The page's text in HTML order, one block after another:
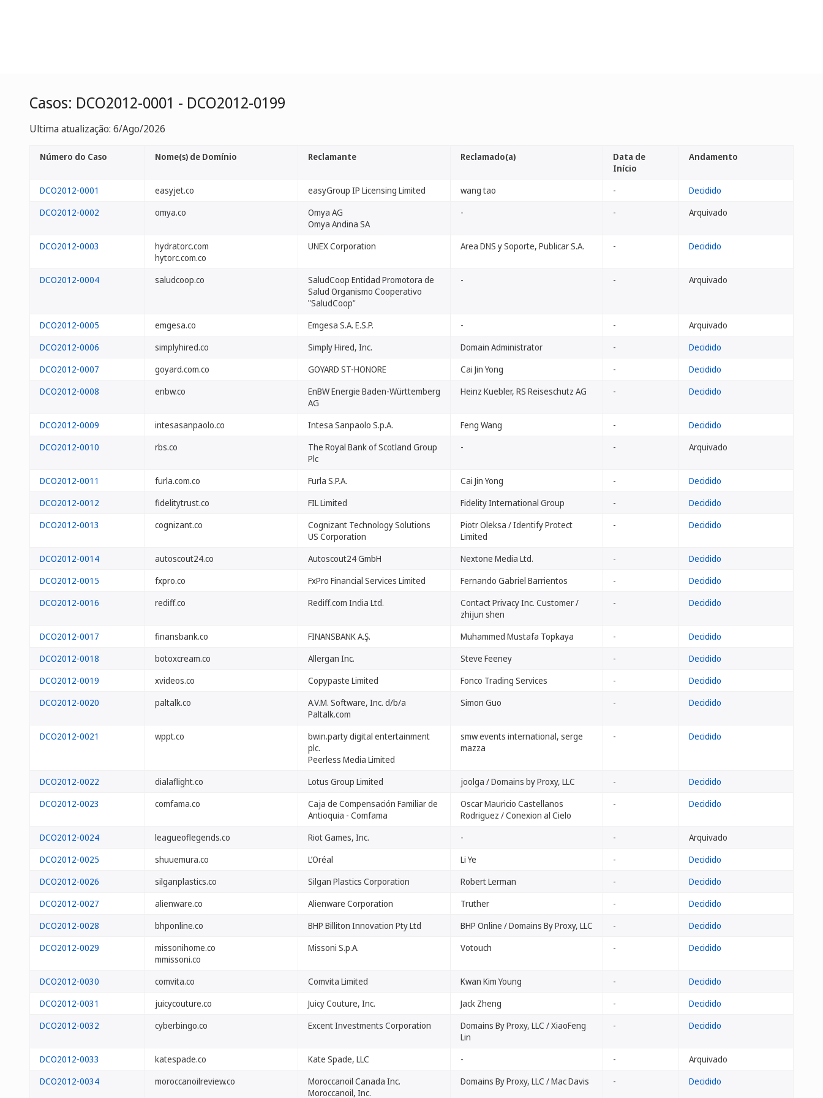
Casos: DCO2012-0001 - DCO2012-0199
Ultima atualização: 6/Ago/2026
Número do Caso Nome(s) de Domínio Reclamante Reclamado(a)
Data de
Início
Andamento
DCO2012-0001 easyjet.co easyGroup IP Licensing Limited wang tao -
Decidido
DCO2012-0002
omya.co
Omya AG
Omya Andina SA
- - Arquivado
DCO2012-0003
hydratorc.com
hytorc.com.co
UNEX Corporation Area DNS y Soporte, Publicar S.A. - Decidido
DCO2012-0004 saludcoop.co
SaludCoop Entidad Promotora de
Salud Organismo Cooperativo
"SaludCoop"
- - Arquivado
DCO2012-0005 emgesa.co Emgesa S.A. E.S.P. - -
Arquivado
DCO2012-0006
simplyhired.co Simply Hired, Inc. Domain Administrator -
Decidido
DCO2012-0007
goyard.com.co GOYARD ST-HONORE Cai Jin Yong -
Decidido
DCO2012-0008
enbw.co
EnBW Energie Baden-Württemberg
AG
Heinz Kuebler, RS Reiseschutz AG - Decidido
DCO2012-0009 intesasanpaolo.co Intesa Sanpaolo S.p.A. Feng Wang -
Decidido
DCO2012-0010
rbs.co
The Royal Bank of Scotland Group
Plc
- - Arquivado
DCO2012-0011 furla.com.co Furla S.P.A. Cai Jin Yong -
Decidido
DCO2012-0012
fidelitytrust.co FIL Limited Fidelity International Group -
Decidido
DCO2012-0013
cognizant.co
Cognizant Technology Solutions
US Corporation
Piotr Oleksa / Identify Protect
Limited
- Decidido
DCO2012-0014 autoscout24.co Autoscout24 GmbH Nextone Media Ltd. -
Decidido
DCO2012-0015
fxpro.co FxPro Financial Services Limited Fernando Gabriel Barrientos -
Decidido
DCO2012-0016
rediff.co Rediff.com India Ltd.
Contact Privacy Inc. Customer /
zhijun shen
- Decidido
DCO2012-0017 finansbank.co FINANSBANK A.Ş. Muhammed Mustafa Topkaya -
Decidido
DCO2012-0018
botoxcream.co Allergan Inc. Steve Feeney -
Decidido
DCO2012-0019
xvideos.co Copypaste Limited Fonco Trading Services -
Decidido
DCO2012-0020
paltalk.co
A.V.M. Software, Inc. d/b/a
Paltalk.com
Simon Guo - Decidido
DCO2012-0021 wppt.co
bwin.party digital entertainment
plc.
Peerless Media Limited
smw events international, serge
mazza
- Decidido
DCO2012-0022 dialaflight.co Lotus Group Limited joolga / Domains by Proxy, LLC -
Decidido
DCO2012-0023
comfama.co
Caja de Compensación Familiar de
Antioquia - Comfama
Oscar Mauricio Castellanos
Rodriguez / Conexion al Cielo
- Decidido
DCO2012-0024 leagueoflegends.co Riot Games, Inc. - -
Arquivado
DCO2012-0025
shuuemura.co L’Oréal Li Ye -
Decidido
DCO2012-0026
silganplastics.co Silgan Plastics Corporation Robert Lerman -
Decidido
DCO2012-0027
alienware.co Alienware Corporation Truther -
Decidido
DCO2012-0028
bhponline.co BHP Billiton Innovation Pty Ltd BHP Online / Domains By Proxy, LLC -
Decidido
DCO2012-0029
missonihome.co
mmissoni.co
Missoni S.p.A. Votouch - Decidido
DCO2012-0030 comvita.co Comvita Limited Kwan Kim Young -
Decidido
DCO2012-0031
juicycouture.co Juicy Couture, Inc. Jack Zheng -
Decidido
DCO2012-0032
cyberbingo.co Excent Investments Corporation
Domains By Proxy, LLC / XiaoFeng
Lin
- Decidido
DCO2012-0033 katespade.co Kate Spade, LLC - -
Arquivado
DCO2012-0034
moroccanoilreview.co
Moroccanoil Canada Inc.
Moroccanoil, Inc.
Domains By Proxy, LLC / Mac Davis - Decidido